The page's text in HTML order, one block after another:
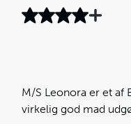
M/S Leonora er et af
virkelig god mad